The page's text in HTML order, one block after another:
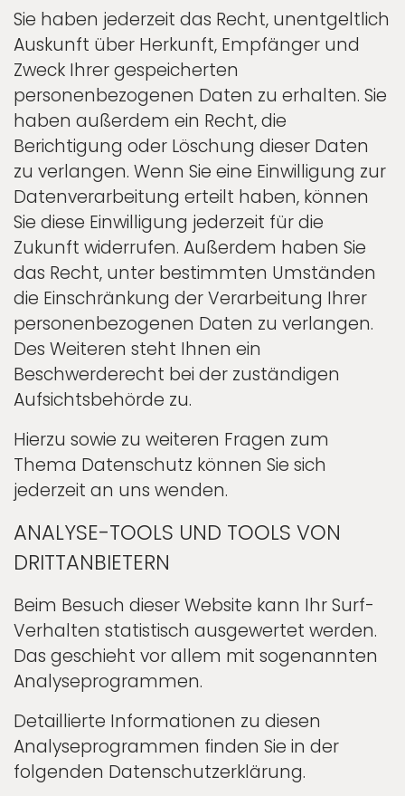
Sie haben jederzeit das Recht, unentgeltlich
Auskunft über Herkunft, Empfänger und
Zweck Ihrer gespeicherten
personenbezogenen Daten zu erhalten. Sie
haben außerdem ein Recht, die
Berichtigung oder Löschung dieser Daten
zu verlangen. Wenn Sie eine Einwilligung zur
Datenverarbeitung erteilt haben, können
Sie diese Einwilligung jederzeit für die
Zukunft widerrufen. Außerdem haben Sie
das Recht, unter bestimmten Umständen
die Einschränkung der Verarbeitung Ihrer
personenbezogenen Daten zu verlangen.
Des Weiteren steht Ihnen ein
Beschwerderecht bei der zuständigen
Aufsichtsbehörde zu.
Hierzu sowie zu weiteren Fragen zum
Thema Datenschutz können Sie sich
jederzeit an uns wenden.
ANALYSE-TOOLS UND TOOLS VON
DRITT­ANBIETERN
Beim Besuch dieser Website kann Ihr Surf-
Verhalten statistisch ausgewertet werden.
Das geschieht vor allem mit sogenannten
Analyseprogrammen.
Detaillierte Informationen zu diesen
Analyseprogrammen finden Sie in der
folgenden Datenschutzerklärung.